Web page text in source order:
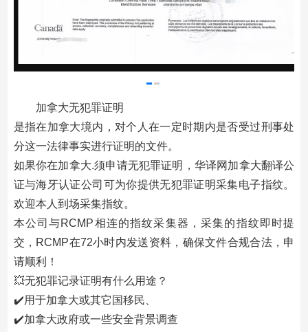
加拿大无犯罪证明
是指在加拿大境内，对个人在一定时期内是否受过刑事处
分这一法律事实进行证明的文件。
如果你在加拿大.须申请无犯罪证明，华译网加拿大翻译公
证与海牙认证公司可为你提供无犯罪证明采集电子指纹。
欢迎本人到场采集指纹。
本公司与RCMP相连的指纹采集器，采集的指纹即时提
交，RCMP在72小时内发送资料，确保文件合规合法，申
请顺利！
💥无犯罪记录证明有什么用途？
✔️用于加拿大或其它国移民、
✔️加拿大政府或一些安全背景调查